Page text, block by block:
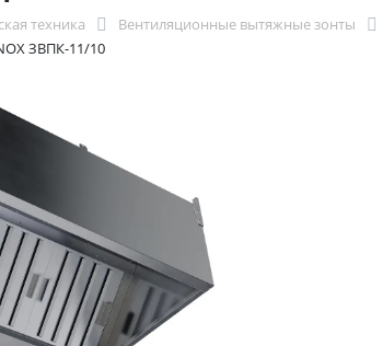
техника Вентиляционные вытяжные зонты
ЗВПК-11/10